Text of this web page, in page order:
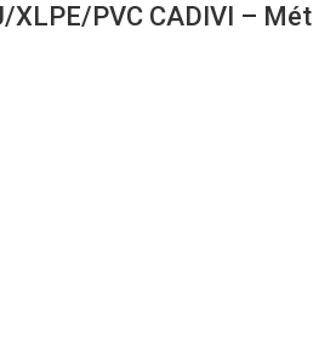
XLPE/PVC CADIVI – Mét